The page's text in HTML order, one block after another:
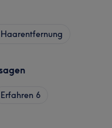
Haarentfernung
Erfahren 6